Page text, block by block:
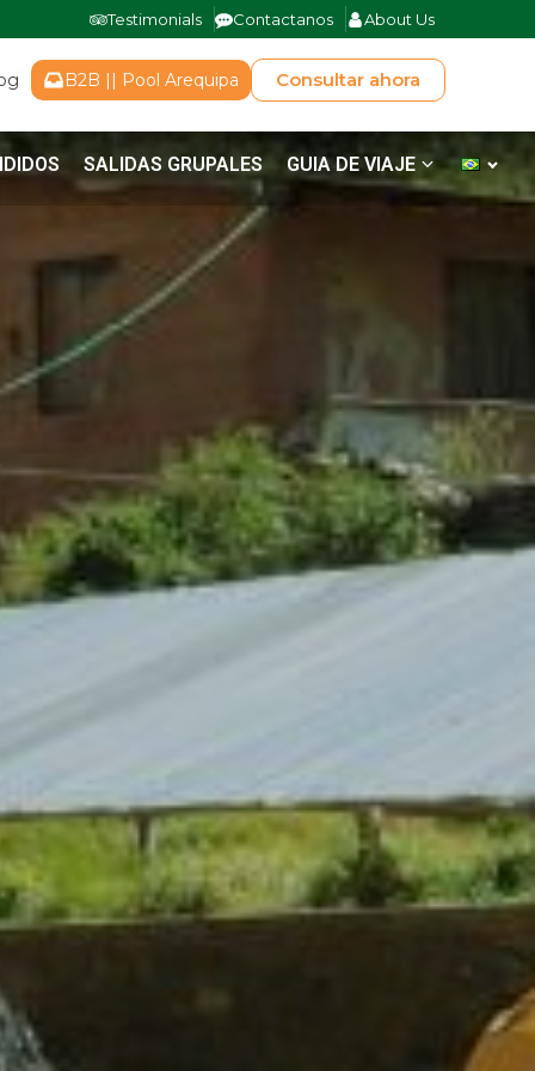
Testimonials Contactanos About Us
B2B || Pool Arequipa Consultar ahora
SALIDAS GRUPALES GUIA DE VIAJE